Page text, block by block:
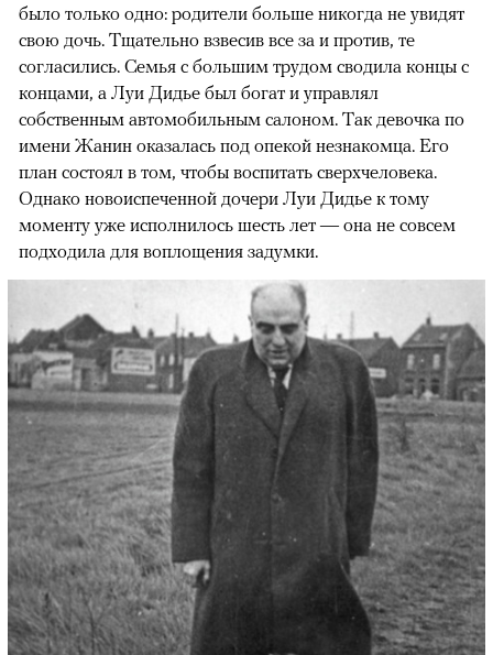
было только одно: родители больше никогда не увидят
свою дочь. Тщательно взвесив все за и против, те
согласились. Семья с большим трудом сводила концы с
концами, а Луи Дидье был богат и управлял
собственным автомобильным салоном. Так девочка по
имени Жанин оказалась под опекой незнакомца. Его
план состоял в том, чтобы воспитать сверхчеловека.
Однако новоиспеченной дочери Луи Дидье к тому
моменту уже исполнилось шесть лет — она не совсем
подходила для воплощения задумки.
00:00